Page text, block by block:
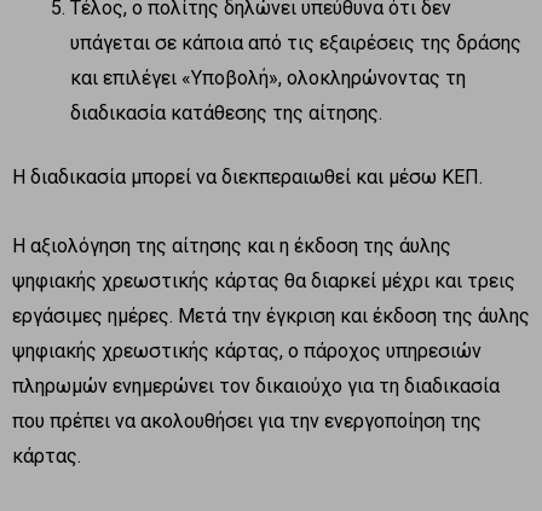
Τέλος, ο πολίτης δηλώνει υπεύθυνα ότι δεν
υπάγεται σε κάποια από τις εξαιρέσεις της δράσης
και επιλέγει «Υποβολή», ολοκληρώνοντας τη
διαδικασία κατάθεσης της αίτησης.
Η διαδικασία μπορεί να διεκπεραιωθεί και μέσω ΚΕΠ.
Η αξιολόγηση της αίτησης και η έκδοση της άυλης
ψηφιακής χρεωστικής κάρτας θα διαρκεί μέχρι και τρεις
εργάσιμες ημέρες. Μετά την έγκριση και έκδοση της άυλης
ψηφιακής χρεωστικής κάρτας, ο πάροχος υπηρεσιών
πληρωμών ενημερώνει τον δικαιούχο για τη διαδικασία
που πρέπει να ακολουθήσει για την ενεργοποίηση της
κάρτας.